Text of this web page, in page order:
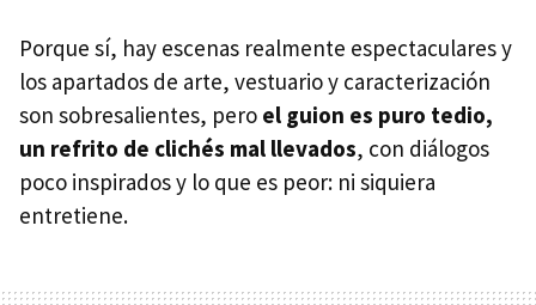
Porque sí, hay escenas realmente espectaculares y
los apartados de arte, vestuario y caracterización
son sobresalientes, pero el guion es puro tedio,
un refrito de clichés mal llevados, con diálogos
poco inspirados y lo que es peor: ni siquiera
entretiene.